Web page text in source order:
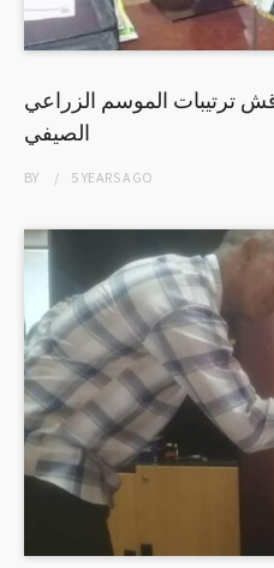
ترتيبات الموسم الزراعي
الصيفي
BY 5 YEARSAGO